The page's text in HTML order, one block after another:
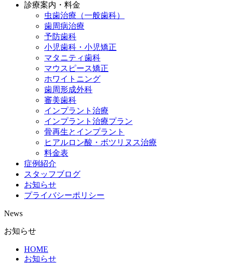
診療案内・料金
虫歯治療（一般歯科）
歯周病治療
予防歯科
小児歯科・小児矯正
マタニティ歯科
マウスピース矯正
ホワイトニング
歯周形成外科
審美歯科
インプラント治療
インプラント治療プラン
骨再生とインプラント
ヒアルロン酸・ボツリヌス治療
料金表
症例紹介
スタッフブログ
お知らせ
プライバシーポリシー
News
お知らせ
HOME
お知らせ